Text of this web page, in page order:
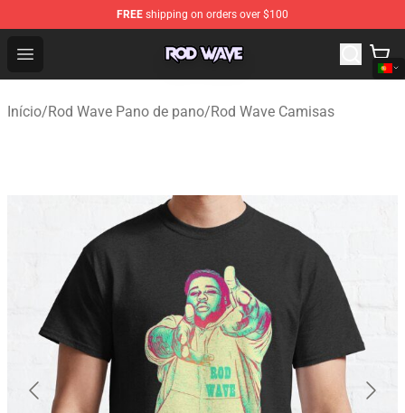
FREE shipping on orders over $100
Open menu
Rod Wave Shop - Official Rod Wave Merchandise Store
Início/Rod Wave Pano de pano/Rod Wave Camisas